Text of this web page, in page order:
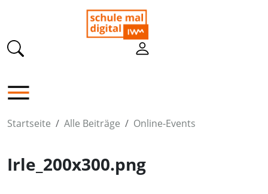
Startseite Alle Beiträge Online-Events
Irle_200x300.png